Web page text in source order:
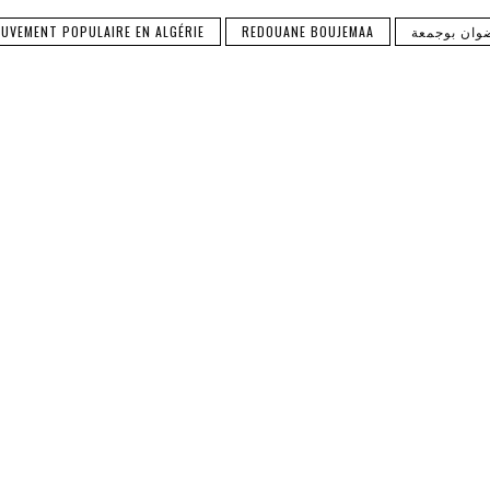
POPULAIRE EN ALGÉRIE REDOUANE BOUJEMAA بوجمعة